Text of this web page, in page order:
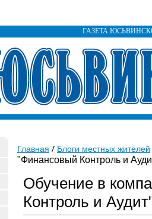
ГАЗЕТА
Главная Блоги местных жителей
"Финансовый Контроль и
Обучение в
Контроль и